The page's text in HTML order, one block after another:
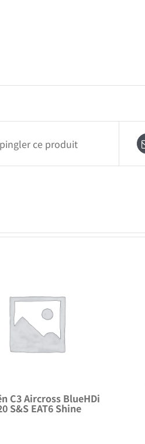
ce produit
C3 Aircross BlueHDi
S&S EAT6 Shine